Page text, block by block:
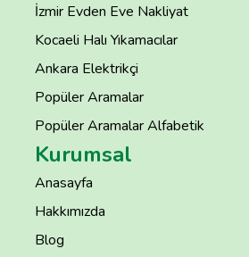
İzmir Evden Eve Nakliyat
Kocaeli Halı Yıkamacılar
Ankara Elektrikçi
Popüler Aramalar
Popüler Aramalar Alfabetik
Kurumsal
Anasayfa
Hakkımızda
Blog